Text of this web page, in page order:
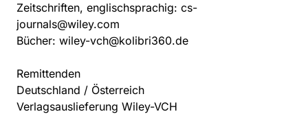
Zeitschriften, englischsprachig: cs-
journals@wiley.com
Bücher: wiley-vch@kolibri360.de
Remittenden
Deutschland / Österreich
Verlagsauslieferung Wiley-VCH